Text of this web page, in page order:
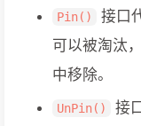
Pin() 接口
可以被淘汰
中移除。
UnPin() 接